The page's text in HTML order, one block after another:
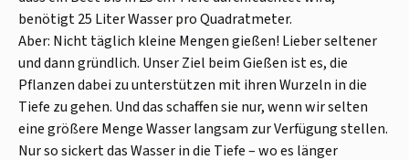
benötigt 25 Liter Wasser pro Quadratmeter.
Aber: Nicht täglich kleine Mengen gießen! Lieber seltener
und dann gründlich. Unser Ziel beim Gießen ist es, die
Pflanzen dabei zu unterstützen mit ihren Wurzeln in die
Tiefe zu gehen. Und das schaffen sie nur, wenn wir selten
eine größere Menge Wasser langsam zur Verfügung stellen.
Nur so sickert das Wasser in die Tiefe – wo es länger